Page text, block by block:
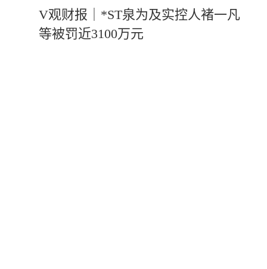
V观财报｜*ST泉为及实控人褚一凡
等被罚近3100万元